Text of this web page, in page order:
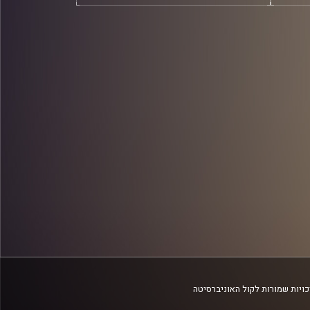
שמורות לקול האוניברסיטה